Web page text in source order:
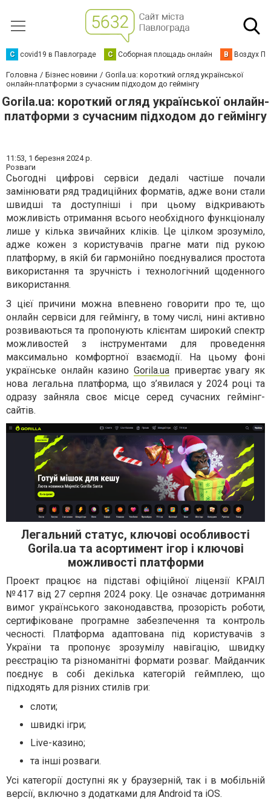
C covid19 в Павлограде С Соборная площадь онлайн В Воздух
Головна Бізнес новини
Gorila.ua: короткий огляд української
онлайн-платформи з сучасним підходом до геймінгу
Gorila.ua: короткий огляд української онлайн-
платформи з сучасним підходом до геймінгу
11:53, 1 березня 2024 р.
Розваги
Сьогодні цифрові сервіси дедалі частіше почали
замінювати ряд традиційних форматів, адже вони стали
швидші та доступніші і при цьому відкривають
можливість отримання всього необхідного функціоналу
лише у кілька звичайних кліків. Це цілком зрозуміло,
адже кожен з користувачів прагне мати під рукою
платформу, в якій би гармонійно поєднувалися простота
використання та зручність і технологічний щоденного
використання.
З цієї причини можна впевнено говорити про те, що
онлайн сервіси для геймінгу, в тому числі, нині активно
розвиваються та пропонують клієнтам широкий спектр
можливостей з інструментами для проведення
максимально комфортної взаємодії. На цьому фоні
українське онлайн казино Gorila.ua привертає увагу як
нова легальна платформа, що з’явилася у 2024 році та
одразу зайняла своє місце серед сучасних геймінг-
сайтів.
Легальний статус, ключові особливості
Gorila.ua та асортимент ігор і ключові
можливості платформи
Проект працює на підставі офіційної ліцензії КРАІЛ
№417 від 27 серпня 2024 року. Це означає дотримання
вимог українського законодавства, прозорість роботи,
сертифіковане програмне забезпечення та контроль
чесності. Платформа адаптована під користувачів з
України та пропонує зрозумілу навігацію, швидку
реєстрацію та різноманітні формати розваг. Майданчик
поєднує в собі декілька категорій геймплею, що
підходять для різних стилів гри:
слоти;
швидкі ігри;
Live-казино;
та інші розваги.
Усі категорії доступні як у браузерній, так і в мобільній
версії, включно з додатками для Android та iOS.